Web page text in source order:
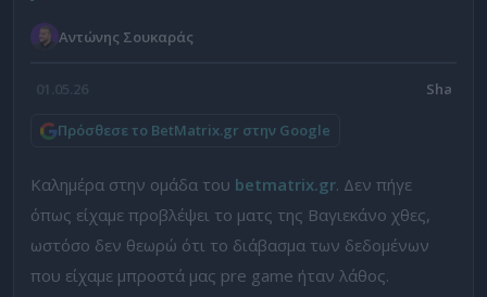
Αντώνης Σουκαράς
01.05.26
Πρόσθεσε το BetMatrix.gr στην Google
Καλημέρα στην ομάδα του betmatrix.gr. Δεν πήγε
όπως είχαμε προβλέψει το ματς της Βαγιεκάνο χθες,
ωστόσο δεν θεωρώ ότι το διάβασμα των δεδομένων
που είχαμε μπροστά μας pre game ήταν λάθος.